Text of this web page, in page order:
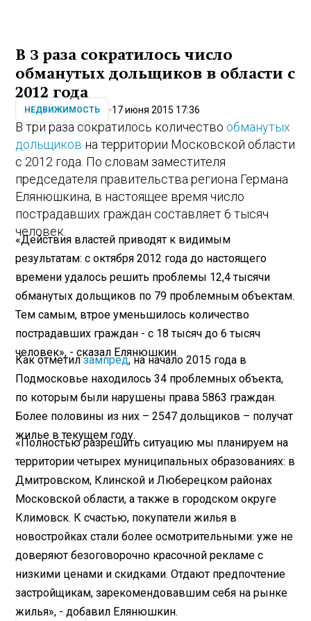
В 3 раза сократилось число
обманутых дольщиков в области с
2012 года
НЕДВИЖИМОСТЬ 17 июня 2015 17:36
В три раза сократилось количество обманутых
дольщиков на территории Московской области
с 2012 года. По словам заместителя
председателя правительства региона Германа
Елянюшкина, в настоящее время число
пострадавших граждан составляет 6 тысяч
человек.
«Действия властей приводят к видимым
результатам: с октября 2012 года до настоящего
времени удалось решить проблемы 12,4 тысячи
обманутых дольщиков по 79 проблемным объектам.
Тем самым, втрое уменьшилось количество
пострадавших граждан - с 18 тысяч до 6 тысяч
человек», - сказал Елянюшкин.
Как отметилзампред, на начало 2015 года в
Подмосковье находилось 34 проблемных объекта,
по которым были нарушены права 5863 граждан.
Более половины из них – 2547 дольщиков – получат
жилье в текущем году.
«Полностью разрешить ситуацию мы планируем на
территории четырех муниципальных образованиях: в
Дмитровском, Клинской и Люберецком районах
Московской области, а также в городском округе
Климовск. К счастью, покупатели жилья в
новостройках стали более осмотрительными: уже не
доверяют безоговорочно красочной рекламе с
низкими ценами и скидками. Отдают предпочтение
застройщикам, зарекомендовавшим себя на рынке
жилья», - добавил Елянюшкин.